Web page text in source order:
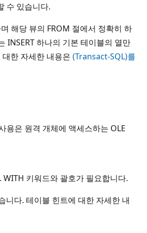
수 있습니다.
해당 뷰의 FROM 절에서 정확히 하
INSERT 하나의 기본 테이블의 열만
한 자세한 내용은 (Transact-SQL)를
용은 원격 개체에 액세스하는 OLE
키워드와 괄호가 필요합니다.
니다. 테이블 힌트에 대한 자세한 내